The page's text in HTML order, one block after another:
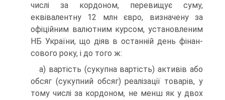
числі за кордоном, перевищує суму,
еквівалентну 12 млн євро, визначену за
офіційним валютним курсом, установленим
НБ України, що діяв в останній день фінан­
сового року, і до того ж:
а) вартість (сукупна вартість) активів або
обсяг (сукуп­ний обсяг) реалізації товарів, у
тому числі за кордоном, не менш як у двох